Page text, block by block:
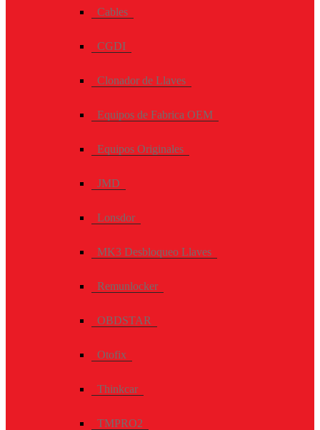
Cables
CGDI
Clonador de Llaves
Equipos de Fabrica OEM
Equipos Originales
JMD
Lonsdor
MK3 Desbloqueo Llaves
Remunlocker
OBDSTAR
Otofix
Thinkcar
TMPRO2